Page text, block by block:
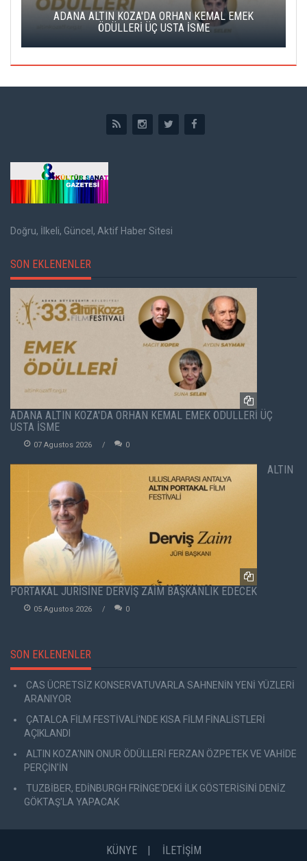
ADANA ALTIN KOZA'DA ORHAN KEMAL EMEK
ÖDÜLLERİ ÜÇ USTA İSME
Doğru, İlkeli, Güncel, Aktif Haber Sitesi
SON EKLENENLER
ADANA ALTIN KOZA'DA ORHAN KEMAL EMEK ÖDÜLLERİ ÜÇ
USTA İSME
07 Agustos 2026 0
ALTIN
PORTAKAL JÜRİSİNE DERVİŞ ZAİM BAŞKANLIK EDECEK
05 Agustos 2026 0
SON EKLENENLER
CAS ÜCRETSİZ KONSERVATUVARLA SAHNENİN YENİ YÜZLERİ
ARANIYOR
ÇATALCA FİLM FESTİVALİ'NDE KISA FİLM FİNALİSTLERİ
AÇIKLANDI
ALTIN KOZA'NIN ONUR ÖDÜLLERİ FERZAN ÖZPETEK VE VAHİDE
PERÇİN'İN
TUZBİBER, EDİNBURGH FRİNGE'DEKİ İLK GÖSTERİSİNİ DENİZ
GÖKTAŞ'LA YAPACAK
KÜNYE İLETİŞİM